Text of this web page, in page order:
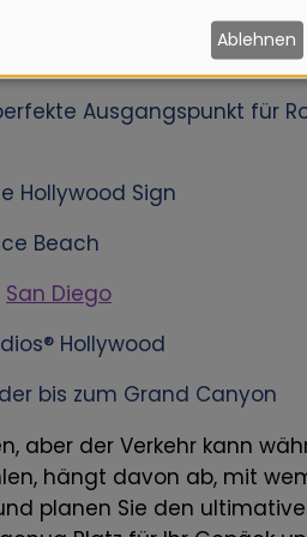
Ausgangspunkt für
Hollywood Sign
Beach
San Diego
Hollywood
bis zum Grand Canyon
aber der Verkehr kann
hängt davon ab, mit
planen Sie den
Ablehnen